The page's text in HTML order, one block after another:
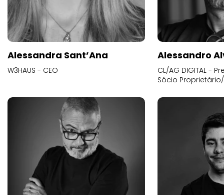
Alessandra Sant’Ana
W3HAUS - CEO
Alessandro
CL/AG DIGITAL -
Sócio